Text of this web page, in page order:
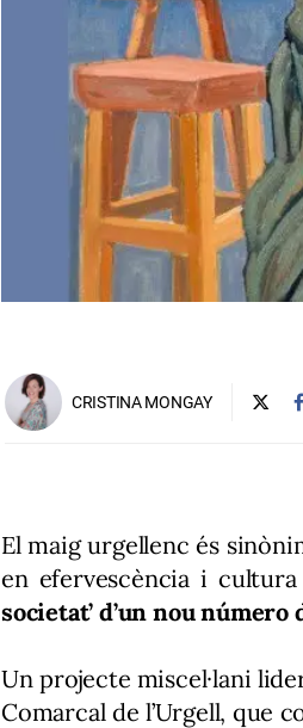
CRISTINA MONGAY
El maig urgellenc és
en efervescència i cultura
societat’ d’un nou número
Un projecte miscel·lani
Comarcal de l’Urgell, que